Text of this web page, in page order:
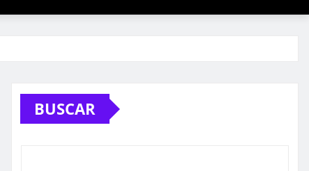
BUSCAR